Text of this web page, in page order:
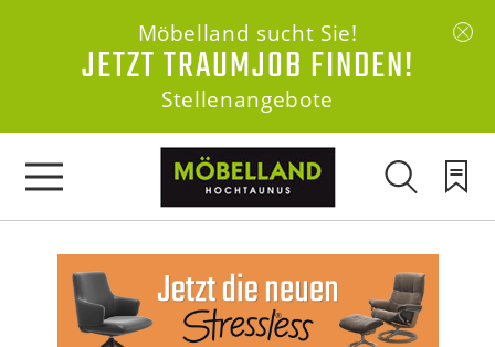
Möbelland sucht Sie!
JETZT TRAUMJOB FINDEN!
Stellenangebote